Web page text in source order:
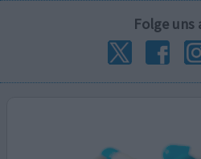
Folge uns